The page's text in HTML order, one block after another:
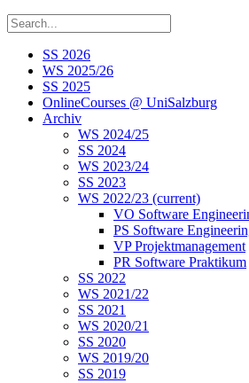
SS 2026
WS 2025/26
SS 2025
OnlineCourses @ UniSalzburg
Archiv
WS 2024/25
SS 2024
WS 2023/24
SS 2023
WS 2022/23 (current)
VO Software
PS Software
VP Projektmanagement
PR Software Praktikum
SS 2022
WS 2021/22
SS 2021
WS 2020/21
SS 2020
WS 2019/20
SS 2019